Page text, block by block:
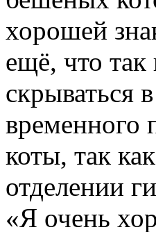
хорошей
ещё, что
скрываться
временного
коты, так
отделении
«Я очень